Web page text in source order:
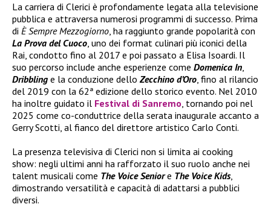
La carriera di Clerici è profondamente legata alla televisione
pubblica e attraversa numerosi programmi di successo. Prima
di È Sempre Mezzogiorno, ha raggiunto grande popolarità con
La Prova del Cuoco, uno dei format culinari più iconici della
Rai, condotto fino al 2017 e poi passato a Elisa Isoardi. Il
suo percorso include anche esperienze come Domenica In,
Dribbling e la conduzione dello Zecchino d’Oro, fino al rilancio
del 2019 con la 62ª edizione dello storico evento. Nel 2010
ha inoltre guidato il Festival di Sanremo, tornando poi nel
2025 come co-conduttrice della serata inaugurale accanto a
Gerry Scotti, al fianco del direttore artistico Carlo Conti.
La presenza televisiva di Clerici non si limita ai cooking
show: negli ultimi anni ha rafforzato il suo ruolo anche nei
talent musicali come The Voice Senior e The Voice Kids,
dimostrando versatilità e capacità di adattarsi a pubblici
diversi.